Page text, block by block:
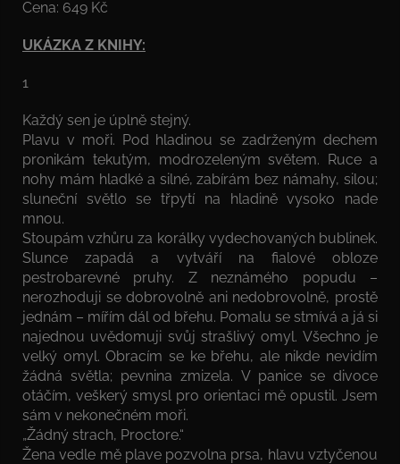
Cena: 649 Kč
UKÁZKA Z KNIHY:
1
Každý sen je úplně stejný.
Plavu v moři. Pod hladinou se zadrženým dechem
pronikám tekutým, modrozeleným světem. Ruce a
nohy mám hladké a silné, zabírám bez námahy, silou;
sluneční světlo se třpytí na hladině vysoko nade
mnou.
Stoupám vzhůru za korálky vydechovaných bublinek.
Slunce zapadá a vytváří na fialové obloze
pestrobarevné pruhy. Z neznámého popudu –
nerozhoduji se dobrovolně ani nedobrovolně, prostě
jednám – mířím dál od břehu. Pomalu se stmívá a já si
najednou uvědomuji svůj strašlivý omyl. Všechno je
velký omyl. Obracím se ke břehu, ale nikde nevidím
žádná světla; pevnina zmizela. V panice se divoce
otáčím, veškerý smysl pro orientaci mě opustil. Jsem
sám v nekonečném moři.
„Žádný strach, Proctore.“
Žena vedle mě plave pozvolna prsa, hlavu vztyčenou